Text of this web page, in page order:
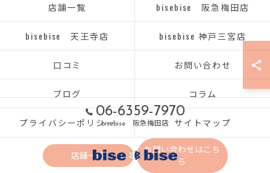
06-6359-7970
bisebise 阪急梅田店
店舗一覧
お問い合わせはこち
ら
店舗一覧 bisebise 阪急梅田店
bisebise 天王寺店 bisebise 神戸三宮店
口コミ お問い合わせ
ブログ コラム
プライバシーポリシー サイトマップ